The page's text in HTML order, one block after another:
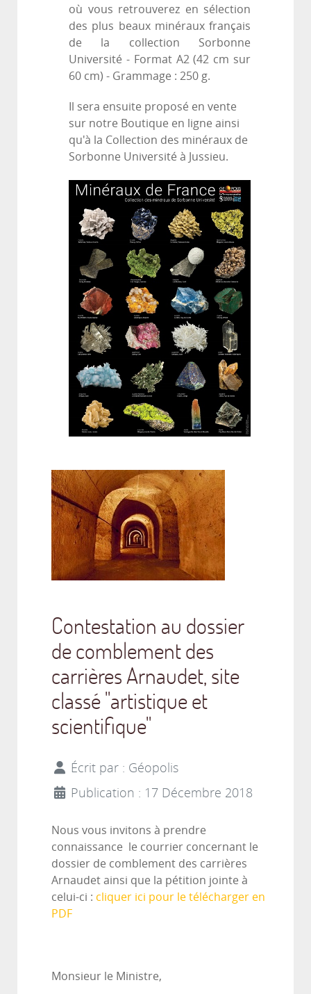
où vous retrouverez en sélection
des plus beaux minéraux français
de la collection Sorbonne
Université - Format A2 (42 cm sur
60 cm) - Grammage : 250 g.
Il sera ensuite proposé en vente
sur notre Boutique en ligne ainsi
qu'à la Collection des minéraux de
Sorbonne Université à Jussieu.
Contestation au dossier
de comblement des
carrières Arnaudet, site
classé "artistique et
scientifique"
Écrit par : Géopolis
Publication : 17 Décembre 2018
Nous vous invitons à prendre
connaissance le courrier concernant le
dossier de comblement des carrières
Arnaudet ainsi que la pétition jointe à
celui-ci : cliquer ici pour le télécharger en
PDF
Monsieur le Ministre,